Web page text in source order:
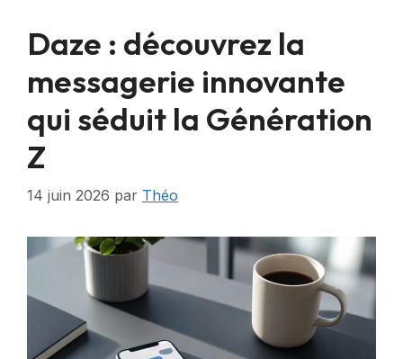
Daze : découvrez la
messagerie innovante
qui séduit la Génération
Z
14 juin 2026 par Théo